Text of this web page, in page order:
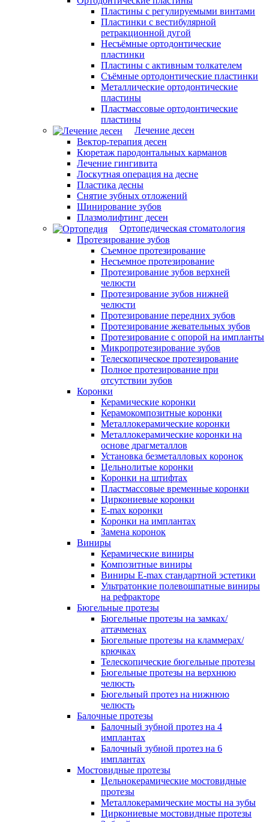
Пластины с регулируемыми винтами
Пластинки с вестибулярной
ретракционной дугой
Несъёмные ортодонтические
пластинки
Пластины с активным толкателем
Съёмные ортодонтические пластинки
Металлические ортодонтические
пластины
Пластмассовые ортодонтические
пластины
Лечение десен
Вектор-терапия десен
Кюретаж пародонтальных карманов
Лечение гингивита
Лоскутная операция на десне
Пластика десны
Снятие зубных отложений
Шинирование зубов
Плазмолифтинг десен
Ортопедическая стоматология
Протезирование зубов
Съемное протезирование
Несъемное протезирование
Протезирование зубов верхней
челюсти
Протезирование зубов нижней
челюсти
Протезирование передних зубов
Протезирование жевательных зубов
Протезирование с опорой на импланты
Микропротезирование зубов
Телескопическое протезирование
Полное протезирование при
отсутствии зубов
Коронки
Керамические коронки
Керамокомпозитные коронки
Металлокерамические коронки
Металлокерамические коронки на
основе драгметаллов
Установка безметалловых коронок
Цельнолитые коронки
Коронки на штифтах
Пластмассовые временные коронки
Циркониевые коронки
E-max коронки
Коронки на имплантах
Замена коронок
Виниры
Керамические виниры
Композитные виниры
Виниры E-max стандартной эстетики
Ультратонкие полевошпатные виниры
на рефракторе
Бюгельные протезы
Бюгельные протезы на замках/
аттачменах
Бюгельные протезы на кламмерах/
крючках
Телескопические бюгельные протезы
Бюгельные протезы на верхнюю
челюсть
Бюгельный протез на нижнюю
челюсть
Балочные протезы
Балочный зубной протез на 4
имплантах
Балочный зубной протез на 6
имплантах
Мостовидные протезы
Цельнокерамические мостовидные
протезы
Металлокерамические мосты на зубы
Циркониевые мостовидные протезы